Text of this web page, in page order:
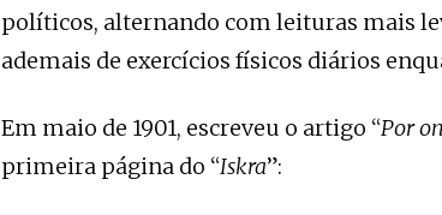
políticos, alternando com leituras mais
ademais de exercícios físicos diários
Em maio de 1901, escreveu o artigo “Por
primeira página do “Iskra”: